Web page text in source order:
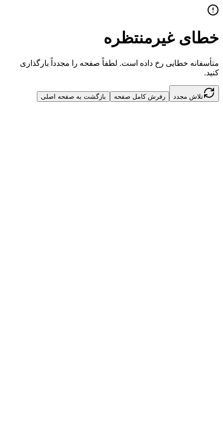
خطای غیرمنتظره
متأسفانه خطایی رخ داده است. لطفاً صفحه را مجدداً بارگذاری
کنید.
تلاش مجدد رفرش کامل صفحه بازگشت به صفحه اصلی